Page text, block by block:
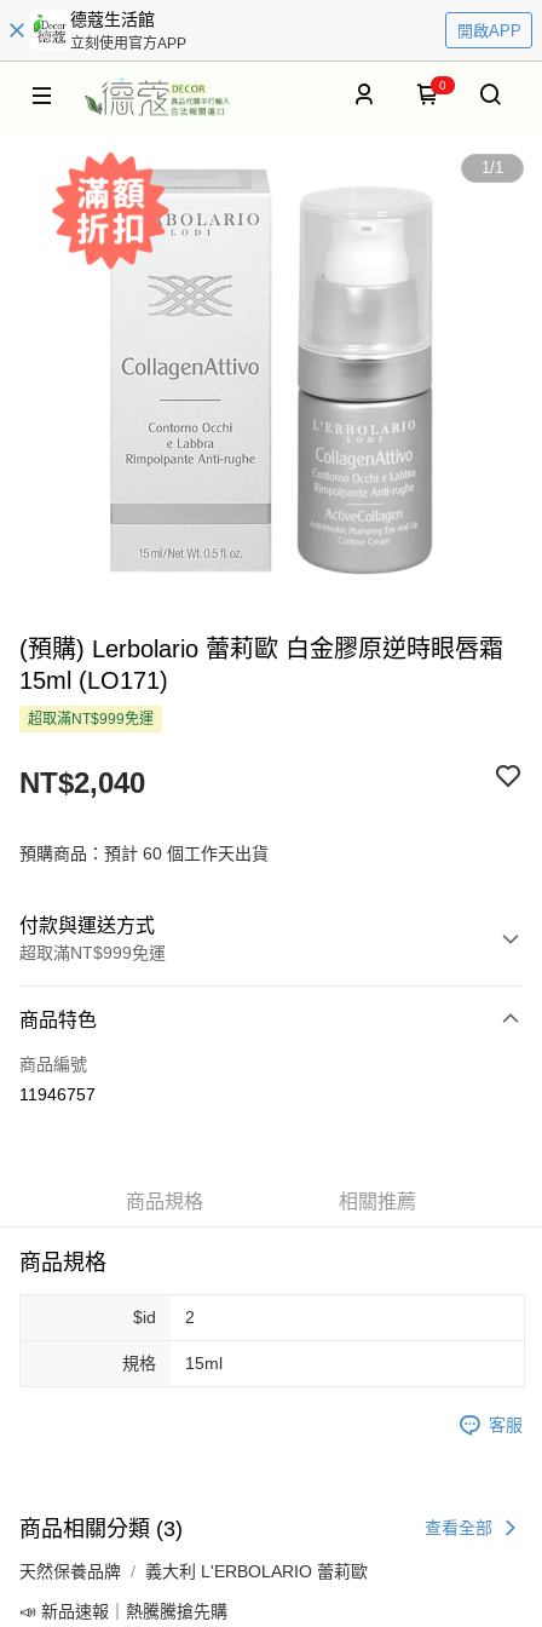
德蔻生活館
立刻使用官方APP
開啟APP
0
1/1
(預購) Lerbolario 蕾莉歐 白金膠原逆時眼唇霜
15ml (LO171)
超取滿NT$999免運
NT$2,040
預購商品：預計 60 個工作天出貨
付款與運送方式
超取滿NT$999免運
信用卡一次付款
超商取貨付款
悠遊付
全家純取貨 (先付款
7-11取貨付款
商品特色
商品編號
11946757
商品規格 相關推薦
商品規格
$id 2
規格 15ml
客服
商品相關分類 (3) 查看全部
天然保養品牌 義大利 L'ERBOLARIO 蕾莉歐
📣 新品速報｜熱騰騰搶先購